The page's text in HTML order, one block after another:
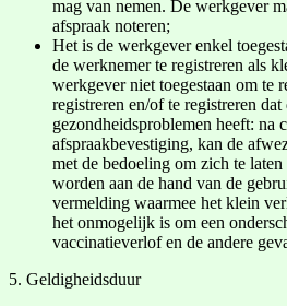
mag van nemen. De werkgever
afspraak noteren;
Het is de werkgever enkel
de werknemer te registreren als
werkgever niet toegestaan om te
registreren en/of te registreren
gezondheidsproblemen heeft: na
afspraakbevestiging, kan de
met de bedoeling om zich te
worden aan de hand van de
vermelding waarmee het klein
het onmogelijk is om een
vaccinatieverlof en de andere
5. Geldigheidsduur